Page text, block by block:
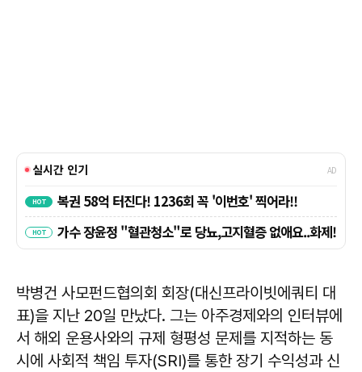
박병건 사모펀드협의회 회장(대신프라이빗에쿼티 대
표)을 지난 20일 만났다. 그는 아주경제와의 인터뷰에
서 해외 운용사와의 규제 형평성 문제를 지적하는 동
시에 사회적 책임 투자(SRI)를 통한 장기 수익성과 신